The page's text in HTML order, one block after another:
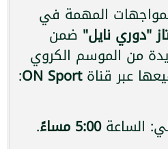
المهمة في
"دوري نايل" ضمن
من الموسم الكروي
ON Sport
:
الساعة5:00 مساءً
.